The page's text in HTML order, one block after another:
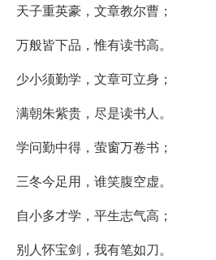
天子重英豪，文章教尔曹；
万般皆下品，惟有读书高。
少小须勤学，文章可立身；
满朝朱紫贵，尽是读书人。
学问勤中得，萤窗万卷书；
三冬今足用，谁笑腹空虚。
自小多才学，平生志气高；
别人怀宝剑，我有笔如刀。